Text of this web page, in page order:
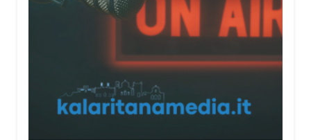
X WhatsApp
E-mail Stampa